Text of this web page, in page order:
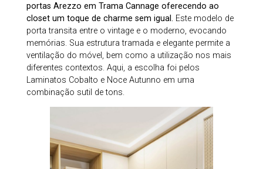
portas Arezzo em Trama Cannage oferecendo ao
closet um toque de charme sem igual. Este modelo de
porta transita entre o vintage e o moderno, evocando
memórias. Sua estrutura tramada e elegante permite a
ventilação do móvel, bem como a utilização nos mais
diferentes contextos. Aqui, a escolha foi pelos
Laminatos Cobalto e Noce Autunno em uma
combinação sutil de tons.